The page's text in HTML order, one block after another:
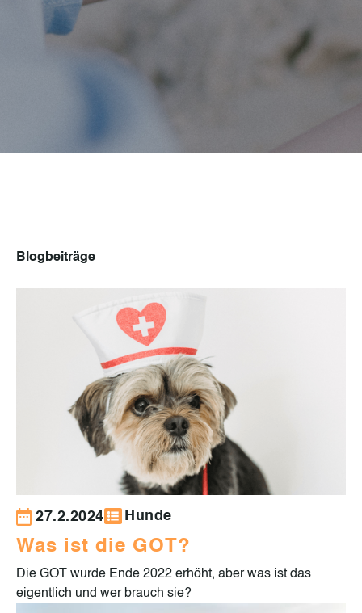
Blogbeiträge
27.2.2024 Hunde
Was ist die GOT?
Die GOT wurde Ende 2022 erhöht, aber was ist das
eigentlich und wer brauch sie?